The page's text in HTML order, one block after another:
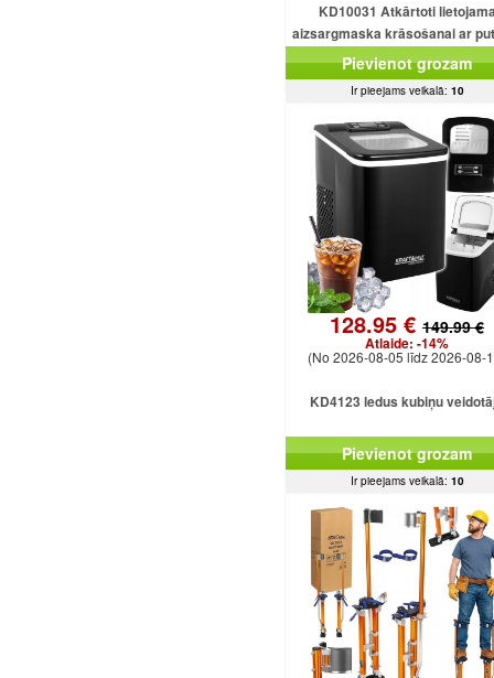
KD10031 Atkārtoti
aizsargmaska ​​krāsošanai ar
filtru.
Pievienot grozam
Ir pieejams veikalā: 10
128.95 € 149.99 €
Atlaide: -14%
(No 2026-08-05 līdz 2026-08-
KD4123 ledus kubiņu
Pievienot grozam
Ir pieejams veikalā: 10